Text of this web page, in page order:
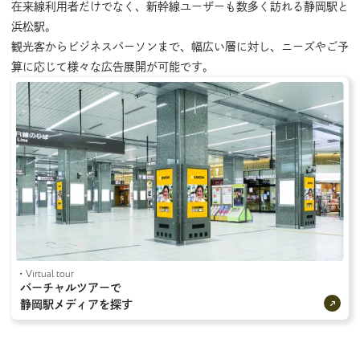
特徴・データ
掲出にあたって
メディアガイド
お問い合わせ
コーポレートサイト
広告事業
在来線利用者だけでなく、新幹線ユーザーも数多く訪れる静岡駅と
浜松駅。
観光客からビジネスパーソンまで、幅広い層に対し、ニーズやご予
算に応じて様々な広告展開が可能です。
・Virtual tour
バーチャルツアーで
静岡駅メディアを探す